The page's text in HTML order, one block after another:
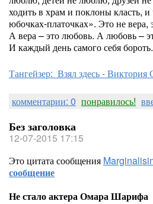
ходить в храм и поклоны класть,
юбочках-платочках». Это не вера,
А вера – это любовь. А любовь –
И каждый день самого себя
Тангейзер: Взял здесь - Виктория
комментарии: 0 понравилось!
Без заголовка
12-07-2015 17:15
Это цитата сообщения
сообщение
Не стало актера Омара Шарифа